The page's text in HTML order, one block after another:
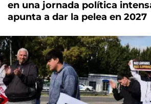
en una jornada política
apunta a dar la pelea en 2027